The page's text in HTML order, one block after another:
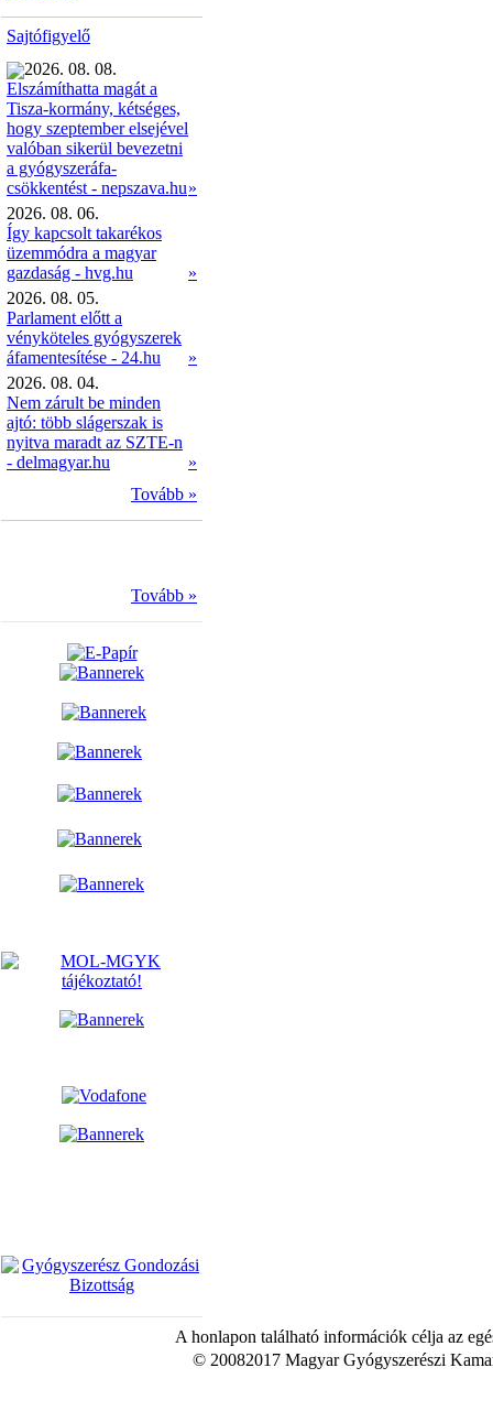
Sajtófigyelő
2026. 08. 08.
Elszámíthatta magát a
Tisza-kormány, kétséges,
hogy szeptember elsejével
valóban sikerül bevezetni
a gyógyszeráfa-
csökkentést - nepszava.hu»
2026. 08. 06.
Így kapcsolt takarékos
üzemmódra a magyar
gazdaság - hvg.hu
»
2026. 08. 05.
Parlament előtt a
vényköteles gyógyszerek
áfamentesítése - 24.hu
»
2026. 08. 04.
Nem zárult be minden
ajtó: több slágerszak is
nyitva maradt az SZTE-n
- delmagyar.hu
»
Tovább »
Tovább »
A honlapon található információk célja az
© 20082017 Magyar Gyógyszerészi